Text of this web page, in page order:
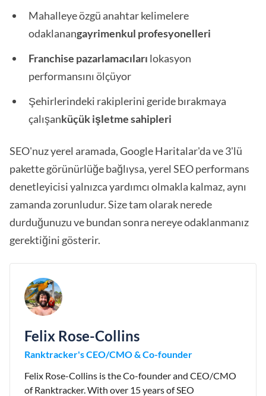
Mahalleye özgü anahtar kelimelere
odaklanangayrimenkul profesyonelleri
Franchise pazarlamacıları lokasyon
performansını ölçüyor
Şehirlerindeki rakiplerini geride bırakmaya
çalışanküçük işletme sahipleri
SEO'nuz yerel aramada, Google Haritalar'da ve 3'lü
pakette görünürlüğe bağlıysa, yerel SEO performans
denetleyicisi yalnızca yardımcı olmakla kalmaz, aynı
zamanda zorunludur. Size tam olarak nerede
durduğunuzu ve bundan sonra nereye odaklanmanız
gerektiğini gösterir.
Felix Rose-Collins
Ranktracker's CEO/CMO & Co-founder
Felix Rose-Collins is the Co-founder and CEO/CMO
of Ranktracker. With over 15 years of SEO